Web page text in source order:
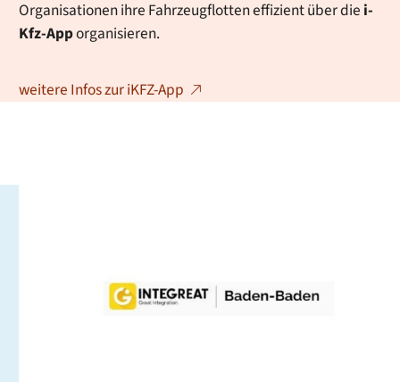
Organisationen ihre Fahrzeugflotten effizient über die i-
Kfz-Apporganisieren.
weitere Infos zur iKFZ-App
Integreat ist ein Leitfaden, der Sie in Ihrem Alltag
unterstützt. Sie finden dort wichtige Adressen,